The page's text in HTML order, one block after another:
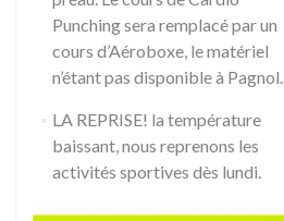
Punching sera remplacé par un
cours d’Aéroboxe, le matériel
n’étant pas disponible à Pagnol.
LA REPRISE! la température
baissant, nous reprenons les
activités sportives dès lundi.